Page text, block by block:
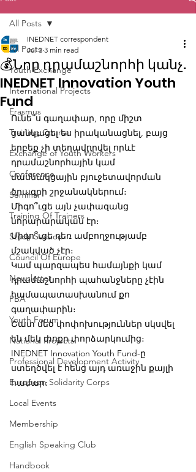
All Posts
Youth Exchange
International Projects
Erasmus
Training Course
Exchange of Youth Workers
Conference
Seminar
Training Of Trainers
Study Session
Council Of Europe
Newsletter
PBA
Youth Forum
National Projects
Professional Development Activity
European Solidarity Corps
Local Events
Membership
English Speaking Club
Handbook
All Posts
💰Նոր դրամաշնորհի կանչ.
INEDNET Innovation Youth
Fund
INEDNET correspondent
Jul 3 3 min read
Ունե՞ս գաղափար, որը միշտ
ցանկացել ես իրականացնել, բայց
երբեք չի տեղավորվել որևէ
դրամաշնորհային կամ
մասնակցային բյուջետավորման
ծրագրի շրջանակներում։
Միգո՞ւցե այն չափազանց
նորարարական էր։
Միգո՞ւցե դեռ ամբողջությամբ
մշակված չէր։
Կամ պարզապես համայնքի կամ
դրամաշնորհի պահանջները չէին
համապատասխանում քո
գաղափարին։
Շատ մեծ փոփոխություններ սկսվել
են մեկ փոքր փորձարկումից։
INEDNET Innovation Youth Fund-ը
ստեղծվել է հենց այդ առաջին քայլի
համար։